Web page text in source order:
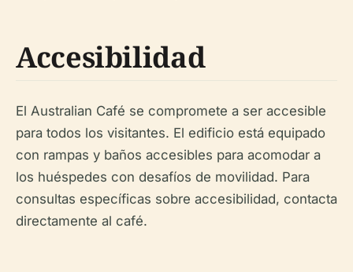
Accesibilidad
El Australian Café se compromete a ser accesible
para todos los visitantes. El edificio está equipado
con rampas y baños accesibles para acomodar a
los huéspedes con desafíos de movilidad. Para
consultas específicas sobre accesibilidad, contacta
directamente al café.